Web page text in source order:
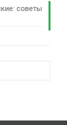
советы